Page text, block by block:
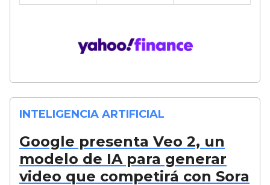
INTELIGENCIA ARTIFICIAL
Google presenta Veo 2, un
modelo de IA para generar
video que competirá con Sora